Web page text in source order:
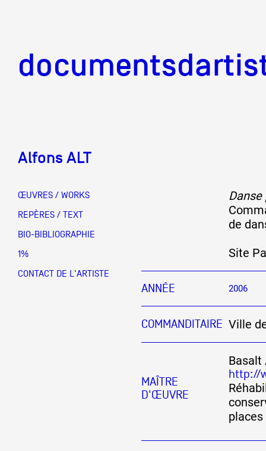
Partenaires
Crédits
Actions
Documentation
Alfons ALT
ŒUVRES / WORKS
REPÈRES / TEXT
BIO-BIBLIOGRAPHIE
1%
CONTACT DE L'ARTISTE
de
Site
ANNÉE 2006
COMMANDITAIRE Ville
MAÎTRE
D'ŒUVRE
Basalt
http://